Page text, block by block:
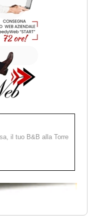
il tuo B&B alla Torre